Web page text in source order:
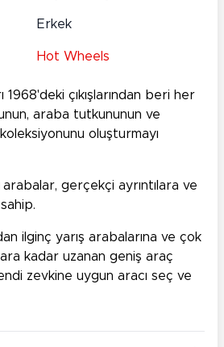
Erkek
Hot Wheels
çıkışlarından beri her
araba tutkununun ve
oluşturmayı
gerçekçi ayrıntılara ve
ilginç yarış arabalarına ve çok
kadar uzanan geniş araç
zevkine uygun aracı seç ve